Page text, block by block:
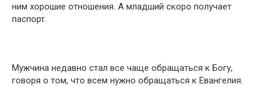
ним хорошие отношения. А младший скоро получает
паспорт.
Мужчина недавно стал все чаще обращаться к Богу,
говоря о том, что всем нужно обращаться к Евангелия.